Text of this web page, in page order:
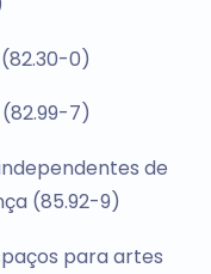
0)
7)
de
(85.92-9)
para artes